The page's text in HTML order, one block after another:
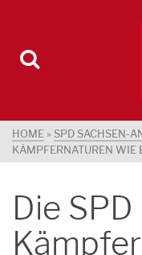
HOME » SPD SACHSEN-
KÄMPFERNATUREN WIE
Die